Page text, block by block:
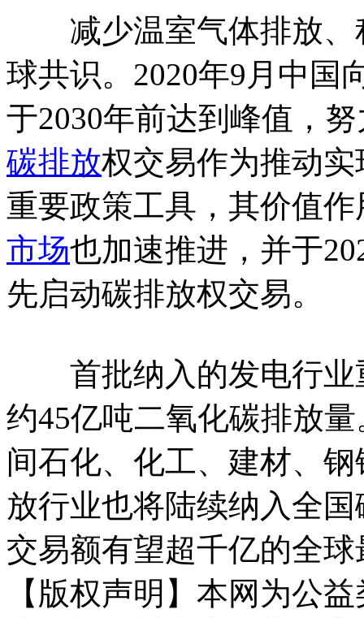
减少温室气体排放、
球共识。2020年9月中国
于2030年前达到峰值，
碳排放权交易作为推动
重要政策工具，其价值
市场也加速推进，并于
先启动碳排放权交易。
首批纳入的发电行业
约45亿吨二氧化碳排放
间石化、化工、建材、
放行业也将陆续纳入全
交易额有望超千亿的全
【版权声明】本网为公